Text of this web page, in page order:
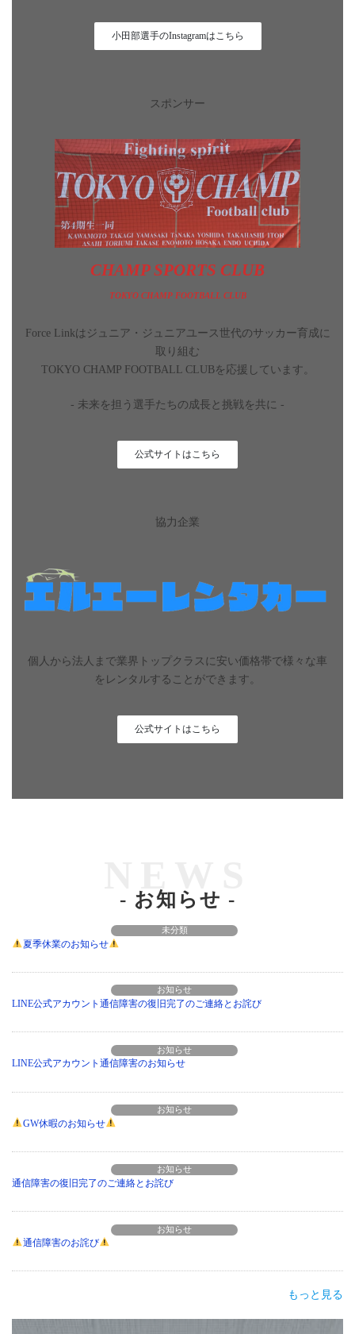
小田部選手のInstagramはこちら
CHAMP SPORTS CLUB
TOKYO CHAMP FOOTBALL CLUB
Force Linkはジュニア・ジュニアユース世代のサッカー育成に
取り組む
TOKYO CHAMP FOOTBALL CLUBを応援しています。
- 未来を担う選手たちの成長と挑戦を共に -
公式サイトはこちら
スポンサー
協力企業
個人から法人まで業界トップクラスに安い価格帯で様々な車
をレンタルすることができます。
公式サイトはこちら
- お知らせ -
未分類
夏季休業のお知らせ
お知らせ
LINE公式アカウント通信障害の復旧完了のご連絡とお詫び
お知らせ
LINE公式アカウント通信障害のお知らせ
お知らせ
GW休暇のお知らせ
お知らせ
通信障害の復旧完了のご連絡とお詫び
お知らせ
通信障害のお詫び
もっと見る